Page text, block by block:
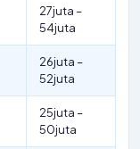
27juta –
54juta
26juta –
52juta
25juta –
50juta